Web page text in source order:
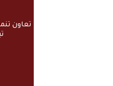
تعاون